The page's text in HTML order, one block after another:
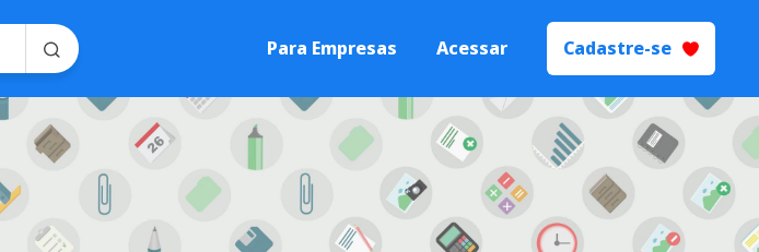
Para Empresas
Soluções em Talentos
Consultoria em Processos de
Seleção e Employer Branding.
Soluções para Recrutamento e
Gerencie processos seletivos de
forma inteligente.
Acessar Cadastre-se